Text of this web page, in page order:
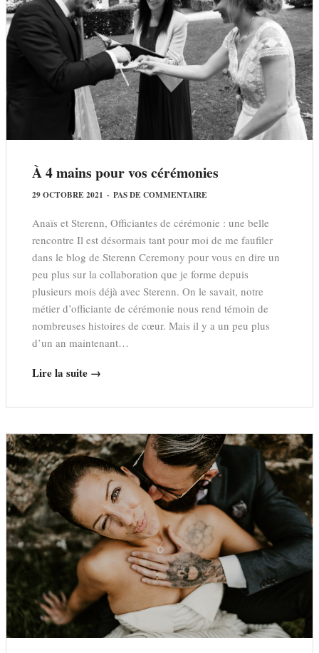
À 4 mains pour vos cérémonies
29 OCTOBRE 2021 - PAS DE COMMENTAIRE
Anaïs et Sterenn, Officiantes de cérémonie : une belle
rencontre Il est désormais tant pour moi de me faufiler
dans le blog de Sterenn Ceremony pour vous en dire un
peu plus sur la collaboration que je forme depuis
plusieurs mois déjà avec Sterenn. On le savait, notre
métier d’officiante de cérémonie nous rend témoin de
nombreuses histoires de cœur. Mais il y a un peu plus
d’un an maintenant…
Lire la suite →